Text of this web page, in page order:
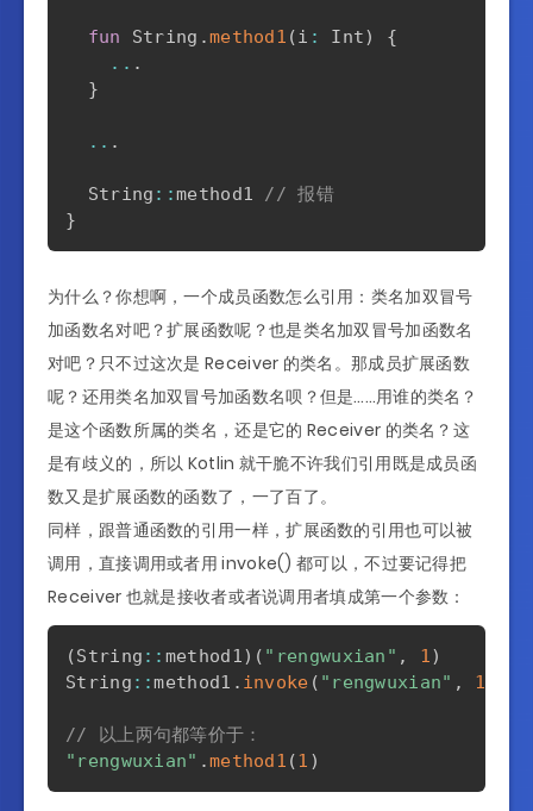
fun String .method1 (i : Int)
{
.. .
}
.. .
  String
::method1 // 报错
}
为什么？你想啊，一个成员函数怎么引用：类名加双冒号
加函数名对吧？扩展函数呢？也是类名加双冒号加函数名
对吧？只不过这次是 Receiver 的类名。那成员扩展函数
呢？还用类名加双冒号加函数名呗？但是……用谁的类名？
是这个函数所属的类名，还是它的 Receiver 的类名？这
是有歧义的，所以 Kotlin 就干脆不许我们引用既是成员函
数又是扩展函数的函数了，一了百了。
同样，跟普通函数的引用一样，扩展函数的引用也可以被
调用，直接调用或者用 invoke() 都可以，不过要记得把
Receiver 也就是接收者或者说调用者填成第一个参数：
(String :: method1) ( "rengwuxian" , 1)
String ::method1 . invoke ( "rengwuxian" , 1
// 以上两句都等价于：
"rengwuxian" .method1 (1 )